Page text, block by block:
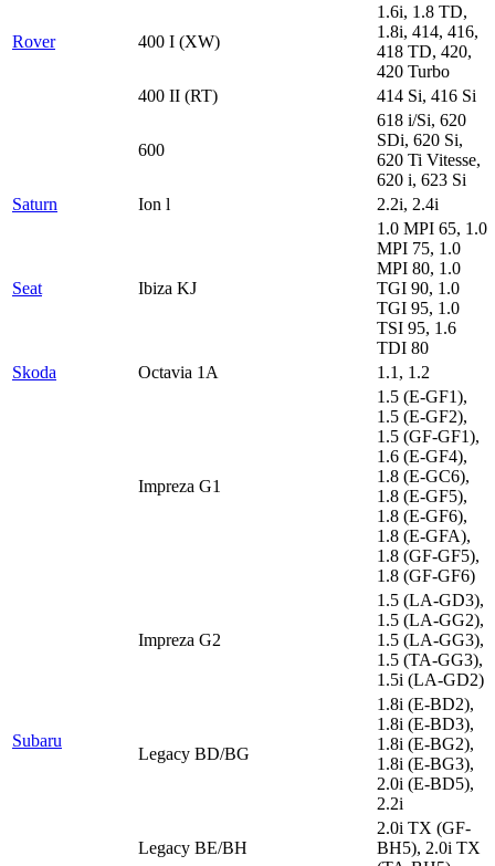
Rover 400 I (XW)
1.6i, 1.8 TD,
1.8i, 414, 416,
418 TD, 420,
420 Turbo
400 II (RT)
414 Si, 416 Si
600
618 i/Si, 620
SDi, 620 Si,
620 Ti Vitesse,
620 i, 623 Si
Saturn
Ion l 2.2i, 2.4i
Seat Ibiza KJ
1.0 MPI 65, 1.0
MPI 75, 1.0
MPI 80, 1.0
TGI 90, 1.0
TGI 95, 1.0
TSI 95, 1.6
TDI 80
Skoda
Octavia 1A 1.1, 1.2
Subaru
Impreza G1
1.5 (E-GF1),
1.5 (E-GF2),
1.5 (GF-GF1),
1.6 (E-GF4),
1.8 (E-GC6),
1.8 (E-GF5),
1.8 (E-GF6),
1.8 (E-GFA),
1.8 (GF-GF5),
1.8 (GF-GF6)
Impreza G2
1.5 (LA-GD3),
1.5 (LA-GG2),
1.5 (LA-GG3),
1.5 (TA-GG3),
1.5i (LA-GD2)
Legacy BD/BG
1.8i (E-BD2),
1.8i (E-BD3),
1.8i (E-BG2),
1.8i (E-BG3),
2.0i (E-BD5),
2.2i
Legacy BE/BH
2.0i TX (GF-
BH5), 2.0i TX